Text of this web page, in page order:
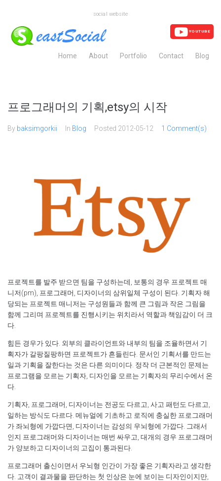
social website
Home About Portfolio Contact Blog
YOUTUBE
프로그래머의 기획,etsy의 시작
By baksimgorkii In Blog Posted 2012-05-12 1 Comment(s)
프로젝트를 발주 받으면 팀을 구성하는데, 보통의 경우 프로젝트 매
니저(pm), 프로그래머, 디자이너의 삼위일체 구성이 된다. 기획자 해
당되는 프로젝트 매니저는 구성원들과 함께 큰 그림과 작은 그림을
함께 그리며 프로젝트를 진행시키는 위치라서 역할과 책임감이 더 크
다.
힘든 경우가 있다. 외부의 클라이언트와 내부의 팀을 조율하면서 기
획자가 갈팡질팡하면 프로젝트가 흔들린다. 문서인 기획서를 만드는
일과 기획을 잘한다는 것은 다른 의미이다. 정작 더 근본적인 문제는
프로그램을 모르는 기획자, 디자인을 모르는 기획자의 무리수에서 온
다.
기획자, 프로그래머, 디자이너는 전공도 다르고, 사고 패턴도 다르고,
일하는 방식도 다르다. 메뉴얼에 기초하고 로직에 충실한 프로그래머
가 좌뇌형에 가깝다면, 디자이너는 감성의 우뇌형에 가깝다. 그래서
인지 프로그래머와 디자이너는 매번 싸우고, 대개의 경우 프로그래머
가 양보하고 디자이너의 고집이 통과된다.
프로그래머 출신이면서 우뇌형 인간이 가장 좋은 기획자라고 생각한
다. 고객이 결과물을 판단하는 첫 인상은 눈에 보이는 디자인이지만,